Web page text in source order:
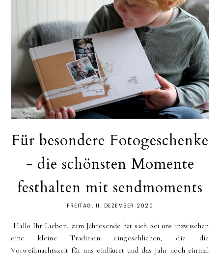
Für besondere Fotogeschenke
- die schönsten Momente
festhalten mit sendmoments
FREITAG, 11. DEZEMBER 2020
Hallo Ihr Lieben, zum Jahresende hat sich bei uns inzwischen
eine kleine Tradition eingeschlichen, die die
Vorweihnachtszeit für uns einläutet und das Jahr noch einmal